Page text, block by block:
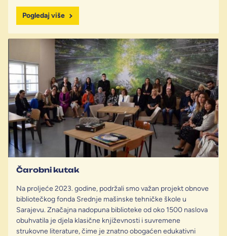
Pogledaj više
Čarobni kutak
Na proljeće 2023. godine, podržali smo važan projekt obnove
bibliotečkog fonda Srednje mašinske tehničke škole u
Sarajevu. Značajna nadopuna biblioteke od oko 1500 naslova
obuhvatila je djela klasične književnosti i suvremene
strukovne literature, čime je znatno obogaćen edukativni